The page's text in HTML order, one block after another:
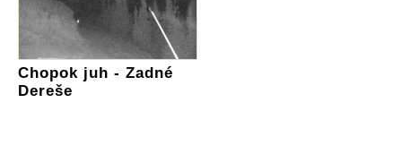
Chopok juh - Zadné
Dereše